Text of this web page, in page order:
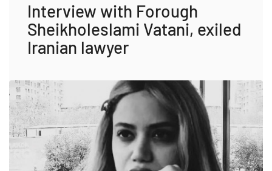
Interview with Forough
Sheikholeslami Vatani, exiled
Iranian lawyer